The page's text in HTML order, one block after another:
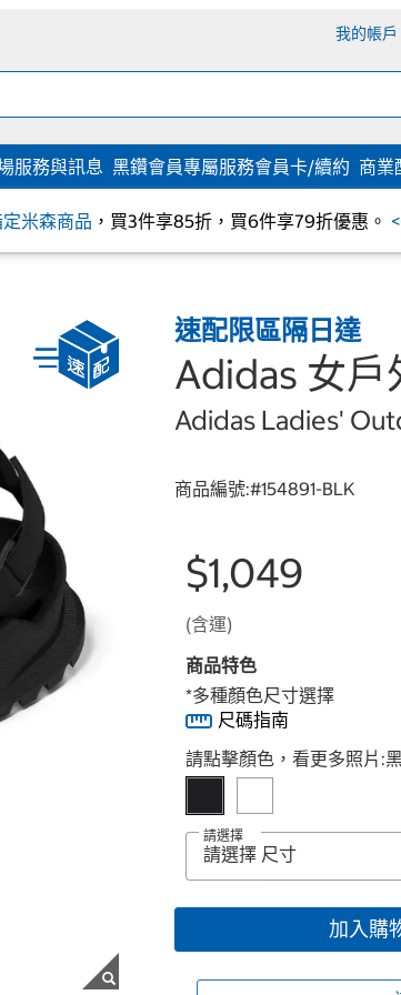
我的帳戶
服務與訊息 黑鑽會員專屬服務會員卡/續約 商業
米森商品 ，買3件享85折，買6件享79折優惠。
速配限區隔日達
Adidas 女戶
Adidas Ladies'
商品編號:#154891-BLK
$1,049
(含運)
商品特色
*多種顏色尺寸選擇
尺碼指南
Select product
請點擊顏色，看更多照片:
請選擇
加入購